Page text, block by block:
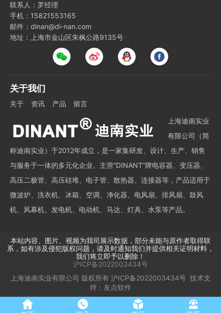
联系人：罗经理
手机：15821553165
邮件：dinan@di-nan.com
地址：上海市金山区朱枫公路9135号
关于我们
关于 资讯 产品 留言
上海迪南实业
有限公司（简
称迪南实业）于2012年成立，是一家集研发、设计、生产、销售
与服务于一体的多元化企业。主营“DINANT”牌电容器、变压器、
高压二极管、高压硅堆、电子管、散热器、连接器等，产品适用于
微波炉、洗衣机、冰箱、空调、净化器、电风扇、排风扇、鼓风
机、风幕机、发电机、电动机、马达、灯具、水泵等产品。
本站内容、图片、视频为我司展示数据，部分未能与原作者取得联
系，如有涉及侵犯版权问题，请及时通知我们并提供相关证明材料，
我们将立即予以删除！
沪ICP备2022003434号
上海迪南实业有限公司 版权所有 沪ICP备2022003434号 技术支
持： 友点软件